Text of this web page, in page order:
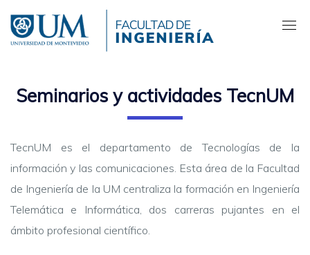
contenido
principal
Seminarios y actividades TecnUM
TecnUM es el departamento de Tecnologías de la
información y las comunicaciones. Esta área de la Facultad
de Ingeniería de la UM centraliza la formación en Ingeniería
Telemática e Informática, dos carreras pujantes en el
ámbito profesional científico.